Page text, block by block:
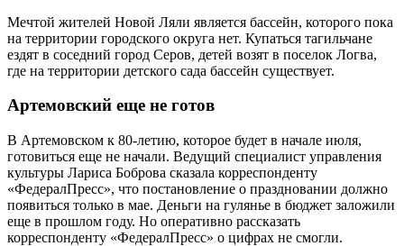
Мечтой жителей Новой Ляли является бассейн, которого пока
на территории городского округа нет. Купаться тагильчане
ездят в соседний город Серов, детей возят в поселок Логва,
где на территории детского сада бассейн существует.
Артемовский еще не готов
В Артемовском к 80-летию, которое будет в начале июля,
готовиться еще не начали. Ведущий специалист управления
культуры Лариса Боброва сказала корреспонденту
«ФедералПресс», что постановление о праздновании должно
появиться только в мае. Деньги на гулянье в бюджет заложили
еще в прошлом году. Но оперативно рассказать
корреспонденту «ФедералПресс» о цифрах не смогли.